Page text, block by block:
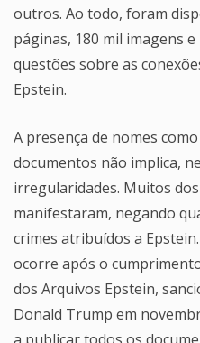
outros. Ao todo, foram
páginas, 180 mil imagens
questões sobre as
Epstein.
A presença de nomes
documentos não implica,
irregularidades. Muitos
manifestaram, negando
crimes atribuídos a
ocorre após o
dos Arquivos Epstein,
Donald Trump em